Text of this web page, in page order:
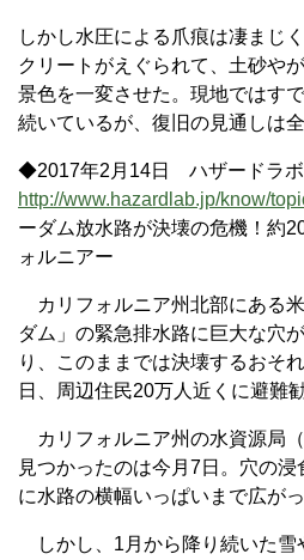
しかし水圧による爪痕は凄まじ
クリートがえぐられて、土砂や
景色を一変させた。現地ではす
続いているが、復旧の見通しは
◆2017年2月14日 ハザードラボ
http://www.hazardlab.jp/know/
ーダム放水路が決壊の危機！約
ォルニアー
カリフォルニア州北部にある
ダム」の緊急排水路に巨大な穴
り、このままでは決壊するおそ
日、周辺住民20万人近くに避難
カリフォルニア州の水資源局
見つかったのは今月7日。穴の
に水路の横幅いっぱいまで広がっ
しかし、1月から降り続いた雪